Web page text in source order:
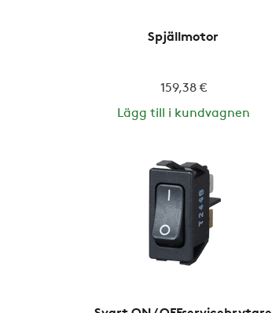
Spjällmotor
159,38 €
Lägg till i kundvagnen